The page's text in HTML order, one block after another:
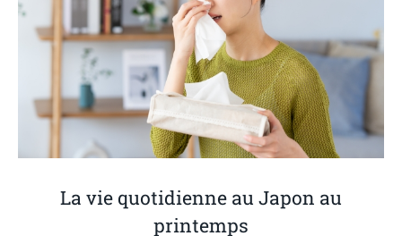
La vie quotidienne au Japon au
printemps